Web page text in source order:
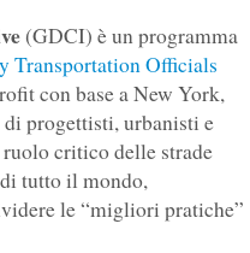
(GDCI) è un programma
Transportation Officials
con base a New York,
progettisti, urbanisti e
critico delle strade
tutto il mondo,
le “migliori pratiche”